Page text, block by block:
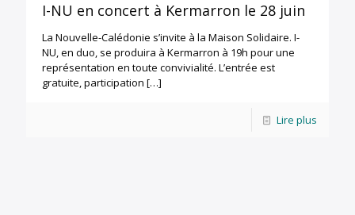
I-NU en concert à Kermarron le 28 juin
La Nouvelle-Calédonie s’invite à la Maison Solidaire. I-
NU, en duo, se produira à Kermarron à 19h pour une
représentation en toute convivialité. L’entrée est
gratuite, participation […]
Lire plus